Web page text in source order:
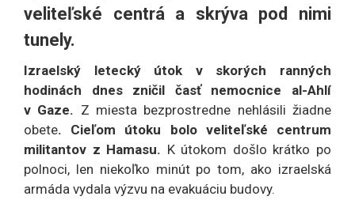
veliteľské centrá a skrýva pod nimi
tunely.
Izraelský letecký útok v skorých ranných
hodinách dnes zničil časť nemocnice al-Ahlí
v Gaze. Z miesta bezprostredne nehlásili žiadne
obete. Cieľom útoku bolo veliteľské centrum
militantov z Hamasu. K útokom došlo krátko po
polnoci, len niekoľko minút po tom, ako izraelská
armáda vydala výzvu na evakuáciu budovy.